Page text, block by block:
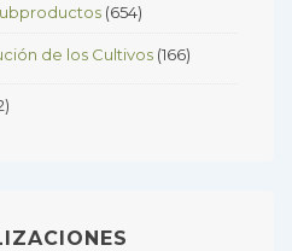
(654)
de los Cultivos (166)